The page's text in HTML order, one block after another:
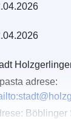
adrese:
Böblinger